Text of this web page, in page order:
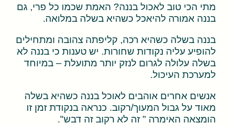
מתי הכי טוב לאכול בננה? האמת שכמו כל פרי, גם
בננה אמורה להיאכל כשהיא בשלה במלואה.
בננה בשלה כשהיא רכה, קליפתה צהובה ומתחילים
להופיע עליה נקודות שחורות. יש טענות כי בננה לא
בשלה עלולה לגרום לנזק יותר מתועלת – במיוחד
למערכת העיכול.
אנשים אחרים אוהבים לאוכל בננה כשהיא בשלה
מאוד על גבול המעוך/רקוב. כנראה בנקודת זמן זו
הומצאה האימרה " זה לא רקוב זה דבש".